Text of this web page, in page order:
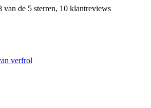
van de 5 sterren, 10 klantreviews
verfrol